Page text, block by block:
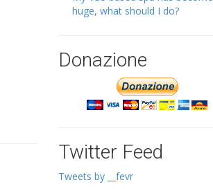
huge, what should I do?
Donazione
Twitter Feed
Tweets by __fevr